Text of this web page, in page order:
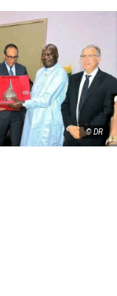
© DR